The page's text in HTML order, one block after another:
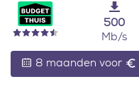
500
Mb/s
8 maanden voor